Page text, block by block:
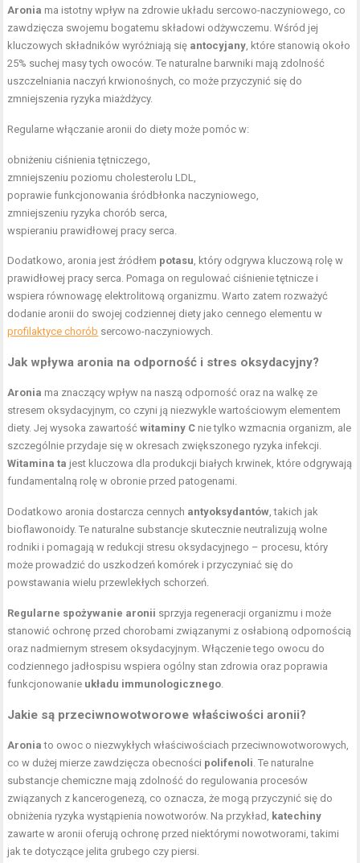
Aronia ma istotny wpływ na zdrowie układu sercowo-naczyniowego, co
zawdzięcza swojemu bogatemu składowi odżywczemu. Wśród jej
kluczowych składników wyróżniają się antocyjany, które stanowią około
25% suchej masy tych owoców. Te naturalne barwniki mają zdolność
uszczelniania naczyń krwionośnych, co może przyczynić się do
zmniejszenia ryzyka miażdżycy.
Regularne włączanie aronii do diety może pomóc w:
obniżeniu ciśnienia tętniczego,
zmniejszeniu poziomu cholesterolu LDL,
poprawie funkcjonowania śródbłonka naczyniowego,
zmniejszeniu ryzyka chorób serca,
wspieraniu prawidłowej pracy serca.
Dodatkowo, aronia jest źródłem potasu, który odgrywa kluczową rolę w
prawidłowej pracy serca. Pomaga on regulować ciśnienie tętnicze i
wspiera równowagę elektrolitową organizmu. Warto zatem rozważyć
dodanie aronii do swojej codziennej diety jako cennego elementu w
profilaktyce chorób sercowo-naczyniowych.
Jak wpływa aronia na odporność i stres oksydacyjny?
Aronia ma znaczący wpływ na naszą odporność oraz na walkę ze
stresem oksydacyjnym, co czyni ją niezwykle wartościowym elementem
diety. Jej wysoka zawartośćwitaminy C nie tylko wzmacnia organizm, ale
szczególnie przydaje się w okresach zwiększonego ryzyka infekcji.
Witamina ta jest kluczowa dla produkcji białych krwinek, które odgrywają
fundamentalną rolę w obronie przed patogenami.
Dodatkowo aronia dostarcza cennych antyoksydantów, takich jak
bioflawonoidy. Te naturalne substancje skutecznie neutralizują wolne
rodniki i pomagają w redukcji stresu oksydacyjnego – procesu, który
może prowadzić do uszkodzeń komórek i przyczyniać się do
powstawania wielu przewlekłych schorzeń.
Regularne spożywanie aronii sprzyja regeneracji organizmu i może
stanowić ochronę przed chorobami związanymi z osłabioną odpornością
oraz nadmiernym stresem oksydacyjnym. Włączenie tego owocu do
codziennego jadłospisu wspiera ogólny stan zdrowia oraz poprawia
funkcjonowanie układu immunologicznego.
Jakie są przeciwnowotworowe właściwości aronii?
Aronia to owoc o niezwykłych właściwościach przeciwnowotworowych,
co w dużej mierze zawdzięcza obecności polifenoli. Te naturalne
substancje chemiczne mają zdolność do regulowania procesów
związanych z kancerogenezą, co oznacza, że mogą przyczynić się do
obniżenia ryzyka wystąpienia nowotworów. Na przykład, katechiny
zawarte w aronii oferują ochronę przed niektórymi nowotworami, takimi
jak te dotyczące jelita grubego czy piersi.